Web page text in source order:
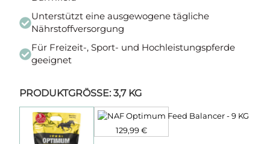
Unterstützt eine ausgewogene tägliche
Nährstoffversorgung
Für Freizeit-, Sport- und Hochleistungspferde
geeignet
PRODUKTGRÖSSE : 3,7 KG
129,99€